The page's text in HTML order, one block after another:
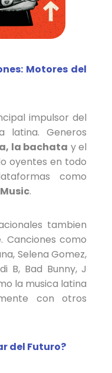
Motores del
impulsor del
latina. Generos
la bachata y el
oyentes en todo
como
.
tambien
Canciones como
Selena Gomez,
B, Bad Bunny, J
la musica latina
con otros
del Futuro?